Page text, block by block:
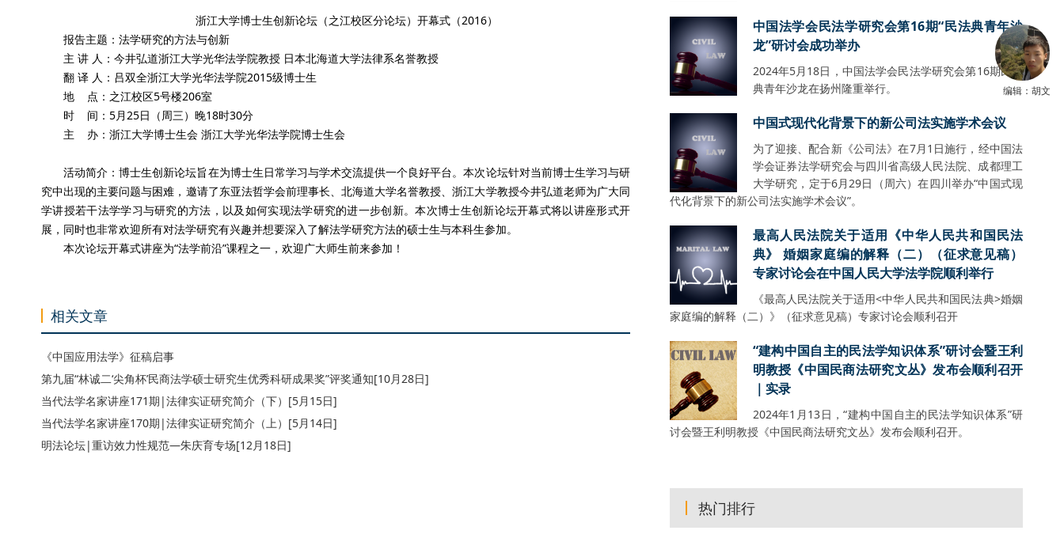
浙江大学博士生创新论坛（之江校区分论坛）开幕式（2016）
报告主题：法学研究的方法与创新
主 讲 人：今井弘道浙江大学光华法学院教授 日本北海道大学法律系名誉教授
翻 译 人：吕双全浙江大学光华法学院2015级博士生
地 点：之江校区5号楼206室
时 间：5月25日（周三）晚18时30分
主 办：浙江大学博士生会 浙江大学光华法学院博士生会
活动简介：博士生创新论坛旨在为博士生日常学习与学术交流提供一个良好平台。本次论坛针对当前博士生学习与研
究中出现的主要问题与困难，邀请了东亚法哲学会前理事长、北海道大学名誉教授、浙江大学教授今井弘道老师为广大同
学讲授若干法学学习与研究的方法，以及如何实现法学研究的进一步创新。本次博士生创新论坛开幕式将以讲座形式开
展，同时也非常欢迎所有对法学研究有兴趣并想要深入了解法学研究方法的硕士生与本科生参加。
本次论坛开幕式讲座为“法学前沿”课程之一，欢迎广大师生前来参加！
相关文章
《中国应用法学》征稿启事
第九届“林诚二‘尖角杯’民商法学硕士研究生优秀科研成果奖”评奖通知[10月28日]
当代法学名家讲座171期|法律实证研究简介（下）[5月15日]
当代法学名家讲座170期|法律实证研究简介（上）[5月14日]
明法论坛|重访效力性规范—朱庆育专场[12月18日]
中国法学会民法学研究会第16期“民法典青年沙
龙”研讨会成功举办
2024年5月18日，中国法学会民法学研究会第16期民法
典青年沙龙在扬州隆重举行。
中国式现代化背景下的新公司法实施学术会议
为了迎接、配合新《公司法》在7月1日施行，经中国法
学会证券法学研究会与四川省高级人民法院、成都理工
大学研究，定于6月29日（周六）在四川举办“中国式现
代化背景下的新公司法实施学术会议”。
最高人民法院关于适用《中华人民共和国民法
典》 婚姻家庭编的解释（二）（征求意见稿）
专家讨论会在中国人民大学法学院顺利举行
《最高人民法院关于适用<中华人民共和国民法典>婚姻
家庭编的解释（二）》（征求意见稿）专家讨论会顺利召开
“建构中国自主的民法学知识体系”研讨会暨王利
明教授《中国民商法研究文丛》发布会顺利召开
｜实录
2024年1月13日，“建构中国自主的民法学知识体系”研
讨会暨王利明教授《中国民商法研究文丛》发布会顺利召开。
热门排行
编辑：胡文